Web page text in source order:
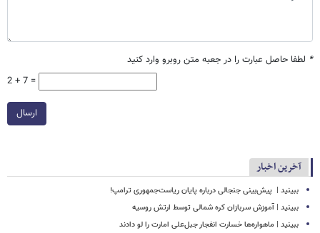
* لطفا حاصل عبارت را در جعبه متن روبرو وارد کنید
2 + 7 =
ارسال
آخرین اخبار
ببینید | ‏ پیش‌بینی جنجالی درباره پایان ریاست‌جمهوری ترامپ!
ببینید | آموزش سربازان کره شمالی توسط ارتش روسیه
ببینید | ماهواره‌ها خسارت انفجار جبل‌علی امارت را لو دادند